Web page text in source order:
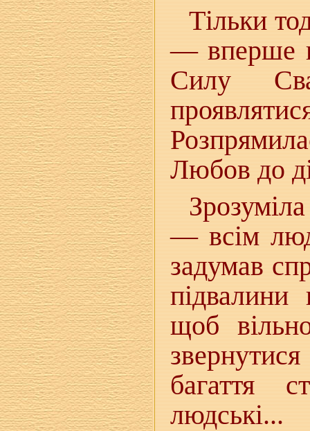
Тільки
— вперше
Силу
Любов до
— всім
задумав
підвалини
щоб
багаття
людські...